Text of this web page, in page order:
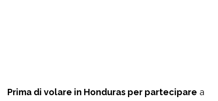
Prima di volare in Honduras per partecipare a